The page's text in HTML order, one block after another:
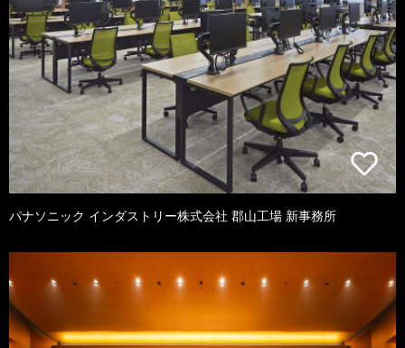
パナソニック インダストリー株式会社 郡山工場 新事務所